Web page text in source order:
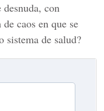
con
caos en que se
sistema de salud?